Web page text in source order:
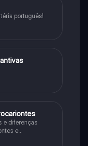
português!
e diferenças
e